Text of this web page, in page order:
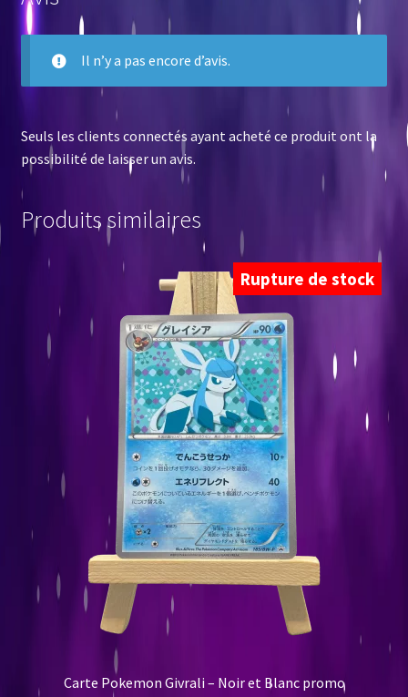
Il n’y a pas encore d’avis.
Seuls les clients connectés ayant acheté ce produit ont la
possibilité de laisser un avis.
Produits similaires
Rupture de stock
Carte Pokemon Givrali – Noir et Blanc promo